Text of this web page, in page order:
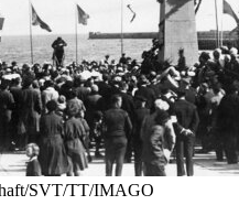
SVT/TT/IMAGO